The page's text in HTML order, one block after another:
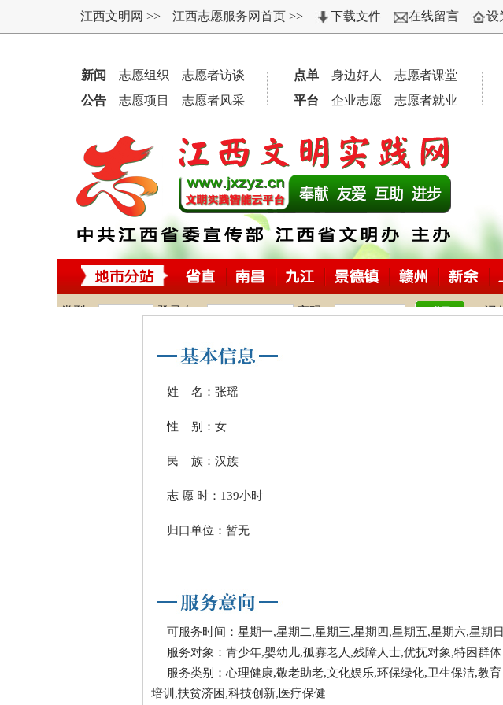
姓 名：张瑶
性 别：女
民 族：汉族
志 愿 时：139小时
归口单位：暂无
可服务时间：星期一,星期二,星期三,星期四,星期五,星期六,星期日
服务对象：青少年,婴幼儿,孤寡老人,残障人士,优抚对象,特困群体
服务类别：心理健康,敬老助老,文化娱乐,环保绿化,卫生保洁,教育
培训,扶贫济困,科技创新,医疗保健